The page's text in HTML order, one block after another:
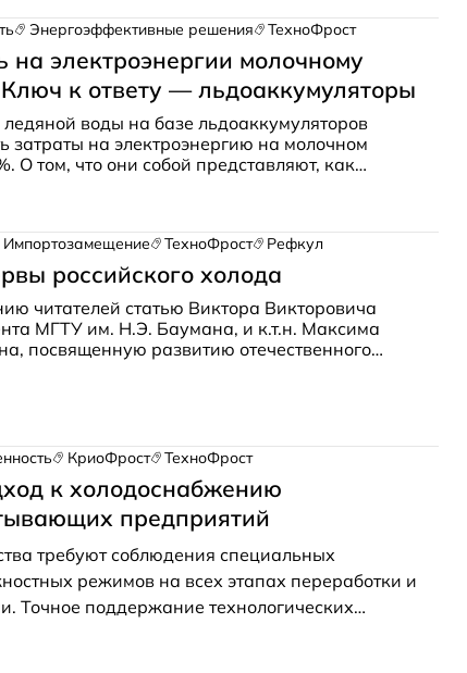
Энергоэффективные решения ТехноФрост
на электроэнергии молочному
к ответу — льдоаккумуляторы
воды на базе льдоаккумуляторов
затраты на электроэнергию на молочном
О том, что они собой представляют, как
Импортозамещение ТехноФрост Рефкул
российского холода
читателей статью Виктора Викторовича
МГТУ им. Н.Э. Баумана, и к.т.н. Максима
посвященную развитию отечественного
продолжает расти, в связи с чем идет
производственных мощностей. Об это и не
КриоФрост ТехноФрост
к холодоснабжению
предприятий
требуют соблюдения специальных
режимов на всех этапах переработки и
Точное поддержание технологических